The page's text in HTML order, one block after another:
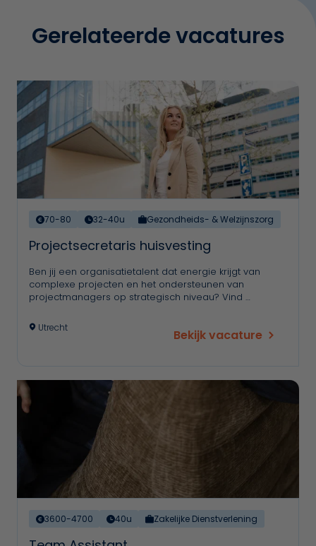
Gerelateerde vacatures
70-80 32-40u Gezondheids- & Welzijnszorg
Projectsecretaris huisvesting
Ben jij een organisatietalent dat energie krijgt van
complexe projecten en het ondersteunen van
projectmanagers op strategisch niveau? Vind …
Utrecht Bekijk vacature
3600-4700 40u Zakelijke Dienstverlening